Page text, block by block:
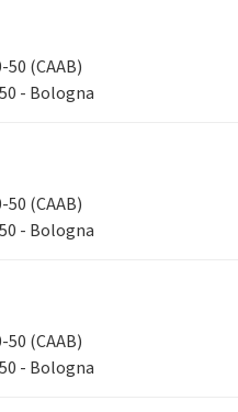
(CAAB)
- Bologna
(CAAB)
- Bologna
(CAAB)
- Bologna